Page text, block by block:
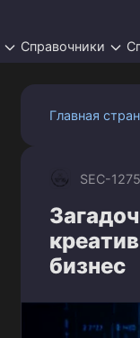
Справочники
Главная
SEC-1275
бизнес